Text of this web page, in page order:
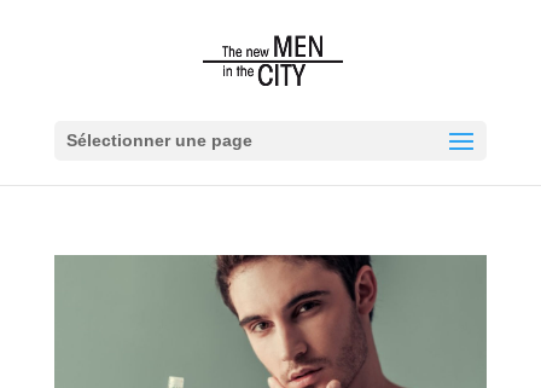
Sélectionner une page